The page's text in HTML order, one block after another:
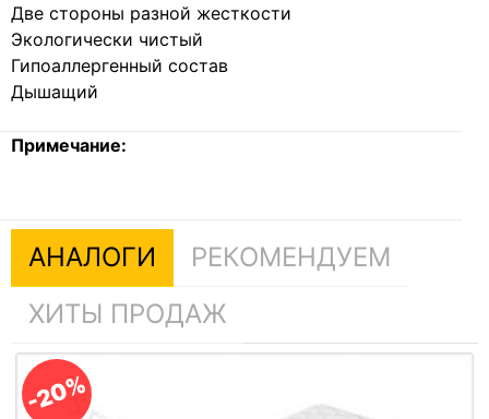
Две стороны разной жесткости
Экологически чистый
Гипоаллергенный состав
Дышащий
Примечание:
АНАЛОГИ
РЕКОМЕНДУЕМ
ХИТЫ ПРОДАЖ
-20%